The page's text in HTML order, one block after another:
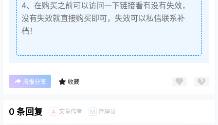
4、在购买之前可以访问一下链接看有没有失效，
没有失效就直接购买即可，失效可以私信联系补
档！
海报分享 收藏
0 条回复 A 文章作者 M 管理员